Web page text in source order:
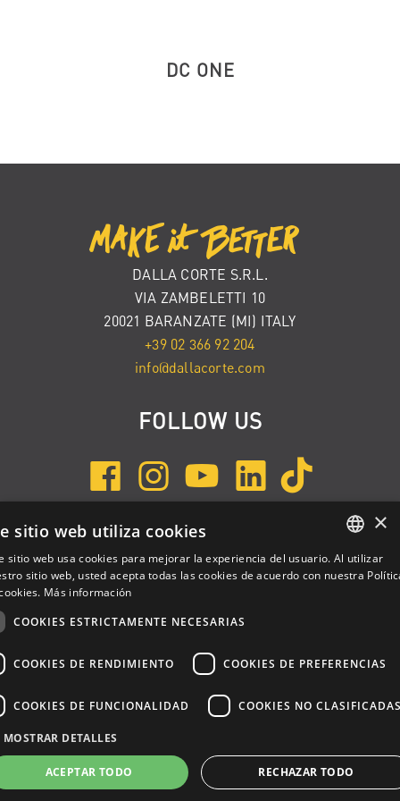
DC ONE
DALLA CORTE S.R.L.
VIA ZAMBELETTI 10
20021 BARANZATE (MI) ITALY
+39 02 366 92 204
info@dallacorte.com
FOLLOW US
INSCRÍBETE A NEWSLETTER
i.v. |
Privacy |Cookie Policy
ENGLISH
×
sitio web utiliza cookies
sitio web usa cookies para mejorar la experiencia del usuario. Al utilizar
sitio web, usted acepta todas las cookies de acuerdo con nuestra
Más información
COOKIES ESTRICTAMENTE NECESARIAS
COOKIES DE RENDIMIENTO COOKIES DE PREFERENCIAS
COOKIES DE FUNCIONALIDAD COOKIES NO
MOSTRAR DETALLES
ACEPTAR TODO RECHAZAR TODO